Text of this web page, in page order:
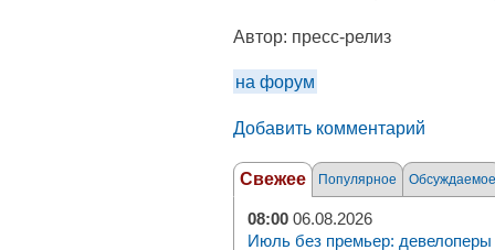
Автор: пресс-релиз
на форум
Добавить комментарий
Свежее Популярное Обсуждаемое
08:00 06.08.2026
Июль без премьер: девелоперы